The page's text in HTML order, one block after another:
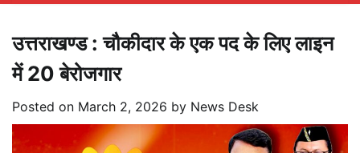
उत्तराखण्ड : चौकीदार के एक पद के लिए लाइन
में 20 बेरोजगार
Posted on March 2, 2026 by News Desk